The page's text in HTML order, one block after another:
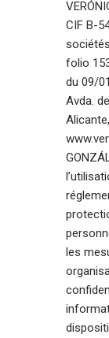
CIF B-
folio
du 09/
Avda.
les